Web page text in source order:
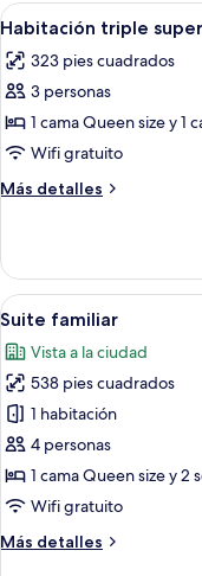
cama
size
Abrir
todas
las
fotos
de
Habitación
triple
superior
18
Habitación triple
323 pies cuadrados
3 personas
1 cama Queen size y 1
Wifi gratuito
Más detalles
Más
triple
superior
Abrir
todas
las
fotos
de
Suite
familiar
17
Suite familiar
Vista a la ciudad
538 pies cuadrados
1 habitación
4 personas
1 cama Queen size y 2
Wifi gratuito
Más detalles
Más